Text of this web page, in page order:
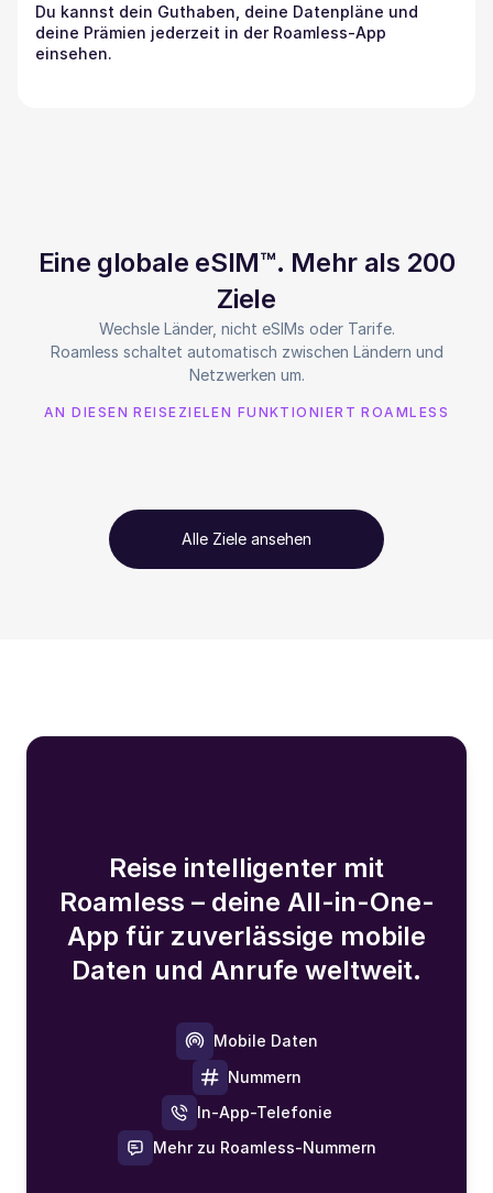
Du kannst dein Guthaben, deine Datenpläne und
deine Prämien jederzeit in der Roamless-App
einsehen.
Eine globale eSIM™. Mehr als 200
Ziele
Wechsle Länder, nicht eSIMs oder Tarife.
Roamless schaltet automatisch zwischen Ländern und
Netzwerken um.
AN DIESEN REISEZIELEN FUNKTIONIERT ROAMLESS
Alle Ziele ansehen
Reise intelligenter mit
Roamless – deine All-in-One-
App für zuverlässige mobile
Daten und Anrufe weltweit.
Mobile Daten
Nummern
In-App-Telefonie
Mehr zu Roamless-Nummern